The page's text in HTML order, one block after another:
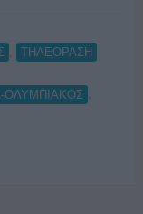
ΤΗΛΕΟΡΑΣΗ
ΟΛΥΜΠΙΑΚΟΣ